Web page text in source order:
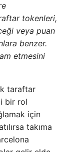
tokenleri,
veya puan
benzer.
etmesini
taraftar
bir rol
için
takıma